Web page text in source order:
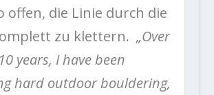
offen, die Linie durch die
zu klettern. „Over
years, I have been
hard outdoor bouldering,